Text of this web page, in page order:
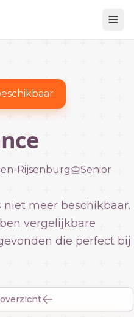
Rijsenburg Senior
niet meer beschikbaar.
vergelijkbare
die perfect bij